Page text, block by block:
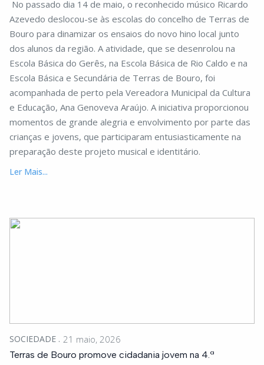
No passado dia 14 de maio, o reconhecido músico Ricardo
Azevedo deslocou-se às escolas do concelho de Terras de
Bouro para dinamizar os ensaios do novo hino local junto
dos alunos da região. A atividade, que se desenrolou na
Escola Básica do Gerês, na Escola Básica de Rio Caldo e na
Escola Básica e Secundária de Terras de Bouro, foi
acompanhada de perto pela Vereadora Municipal da Cultura
e Educação, Ana Genoveva Araújo. A iniciativa proporcionou
momentos de grande alegria e envolvimento por parte das
crianças e jovens, que participaram entusiasticamente na
preparação deste projeto musical e identitário.
Ler Mais...
SOCIEDADE 21 maio, 2026
Terras de Bouro promove cidadania jovem na 4.ª